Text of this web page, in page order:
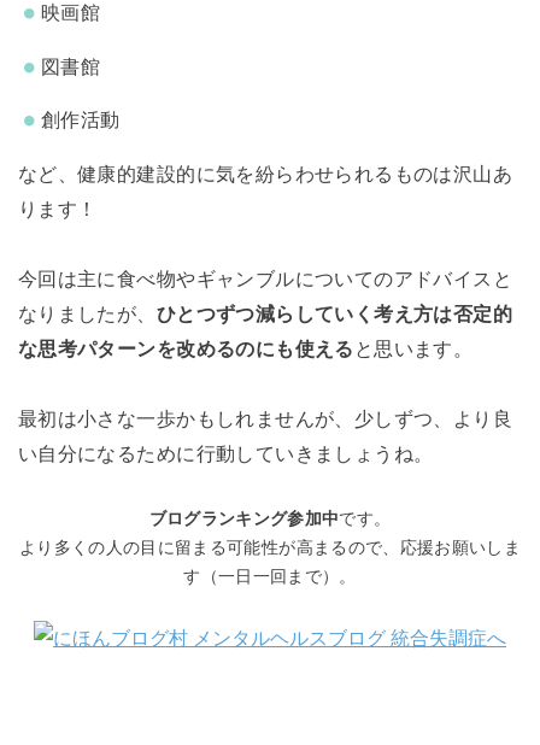
映画館
図書館
創作活動
など、健康的建設的に気を紛らわせられるものは沢山あ
ります！
今回は主に食べ物やギャンブルについてのアドバイスと
なりましたが、 ひとつずつ減らしていく考え方は否定的
な思考パターンを改めるのにも使える と思います。
最初は小さな一歩かもしれませんが、少しずつ、より良
い自分になるために行動していきましょうね。
ブログランキング参加中です。
より多くの人の目に留まる可能性が高まるので、応援お願いしま
す（一日一回まで）。